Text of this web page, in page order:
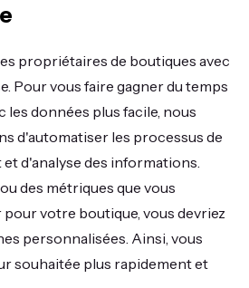
propriétaires de boutiques avec
Pour vous faire gagner du temps
les données plus facile, nous
d'automatiser les processus de
d'analyse des informations.
des métriques que vous
votre boutique, vous devriez
personnalisées. Ainsi, vous
souhaitée plus rapidement et